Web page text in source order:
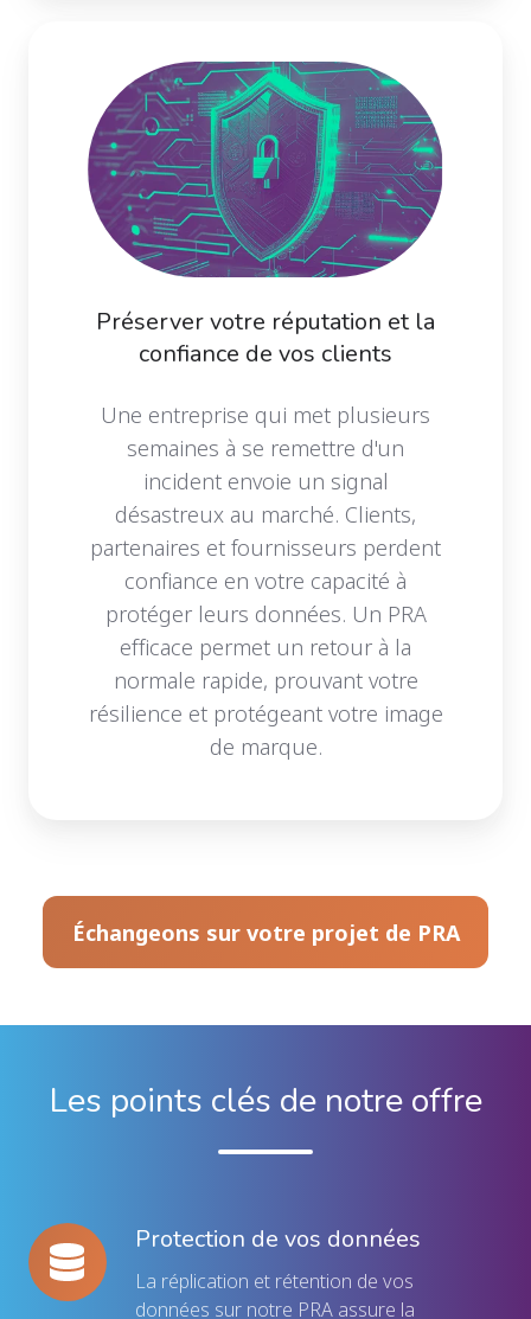
Préserver votre réputation et la
confiance de vos clients
Une entreprise qui met plusieurs
semaines à se remettre d'un
incident envoie un signal
désastreux au marché. Clients,
partenaires et fournisseurs perdent
confiance en votre capacité à
protéger leurs données. Un PRA
efficace permet un retour à la
normale rapide, prouvant votre
résilience et protégeant votre image
de marque.
Échangeons sur votre projet de PRA
Les points clés de notre offre
Protection de vos données
La réplication et rétention de vos
données sur notre PRA assure la
Protection
de
vos